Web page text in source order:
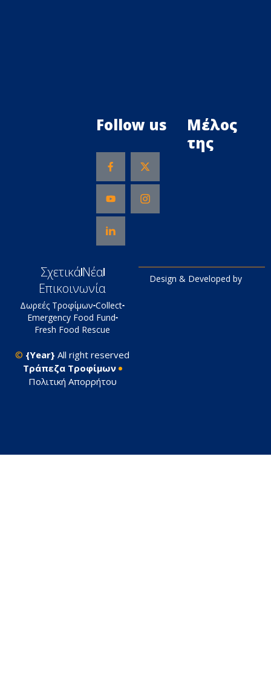
Follow us
Μέλος
της
ΣχετικάΝέα
Επικοινωνία
Δωρεές Τροφίμων Collect
Emergency Food Fund
Fresh Food Rescue
© {Year} All right reserved
Tράπεζα Τροφίμων
Πολιτική Απορρήτου
Design & Developed by